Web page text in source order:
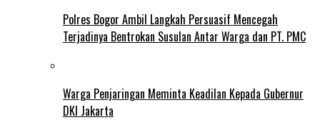
Polres Bogor Ambil Langkah Persuasif Mencegah
Terjadinya Bentrokan Susulan Antar Warga dan PT. PMC
Warga Penjaringan Meminta Keadilan Kepada Gubernur
DKI Jakarta